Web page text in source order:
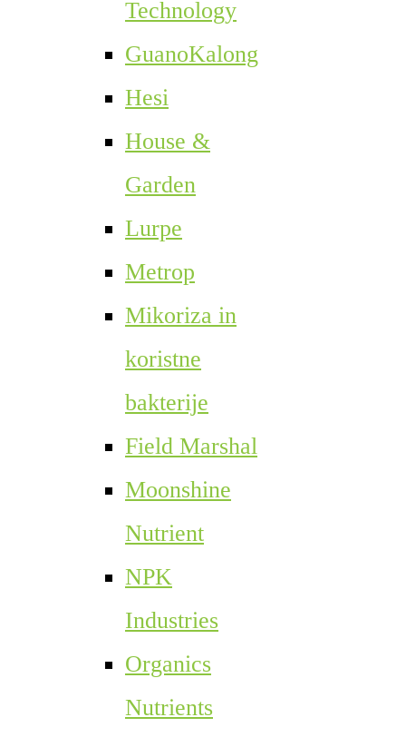
Technology
GuanoKalong
Hesi
House &
Garden
Lurpe
Metrop
Mikoriza in
koristne
bakterije
Field Marshal
Moonshine
Nutrient
NPK
Industries
Organics
Nutrients